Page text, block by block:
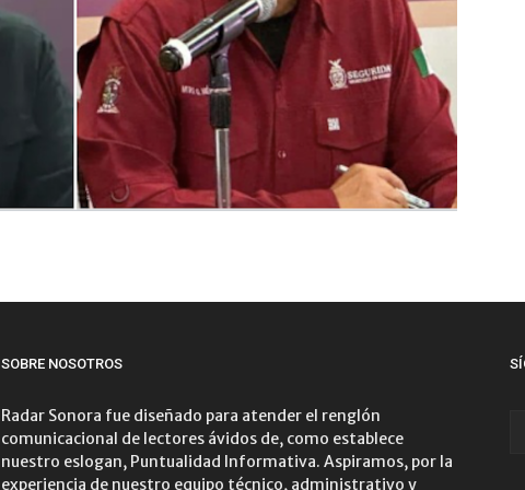
SOBRE NOSOTROS
Radar Sonora fue diseñado para atender el renglón
comunicacional de lectores ávidos de, como establece
nuestro eslogan, Puntualidad Informativa. Aspiramos, por la
experiencia de nuestro equipo técnico, administrativo y